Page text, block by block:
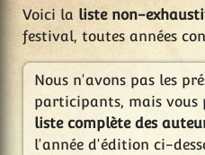
Voici la liste non-
festival, toutes années
Nous n'avons pas les
participants, mais vous
liste complète des
l'année d'édition ci-